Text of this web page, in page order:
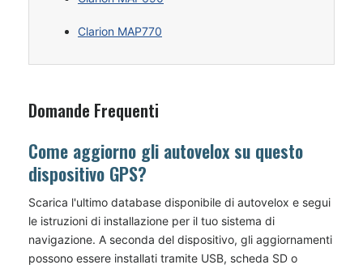
Clarion MAP770
Domande Frequenti
Come aggiorno gli autovelox su questo
dispositivo GPS?
Scarica l'ultimo database disponibile di autovelox e segui
le istruzioni di installazione per il tuo sistema di
navigazione. A seconda del dispositivo, gli aggiornamenti
possono essere installati tramite USB, scheda SD o